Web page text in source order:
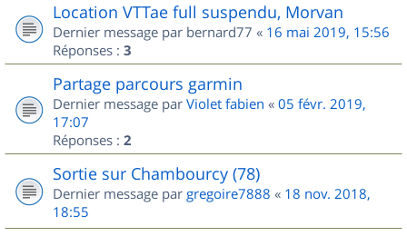
Location VTTae full suspendu, Morvan
Dernier message par bernard77 « 16 mai 2019, 15:56
Réponses : 3
Partage parcours garmin
Dernier message par Violet fabien « 05 févr. 2019,
17:07
Réponses : 2
Sortie sur Chambourcy (78)
Dernier message par gregoire7888 « 18 nov. 2018,
18:55